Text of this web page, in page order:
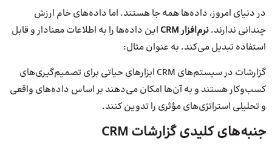
در دنیای امروز، داده‌ها همه جا هستند. اما داده‌های خام ارزش
چندانی ندارند.نرمافزارCRM این داده‌ها را به اطلاعات معنادار و قابل
استفاده تبدیل می‌کند. به عنوان مثال:
گزارشات در سیستم‌های CRM ابزارهای حیاتی برای تصمیم‌گیری‌های
کسب‌وکار هستند و به آن‌ها امکان می‌دهند بر اساس داده‌های واقعی
و تحلیلی استراتژی‌های مؤثری را تدوین کنند.
جنبه‌های کلیدی گزارشات CRM